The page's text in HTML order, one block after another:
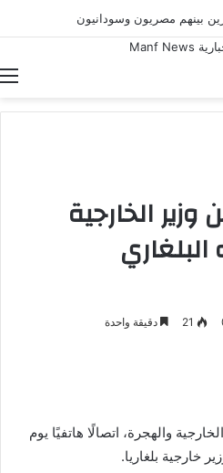
بينهم مصريون وسودانيون
الخارجية
21 دقيقة واحدة
والهجرة، اتصالًا هاتفيًا يوم